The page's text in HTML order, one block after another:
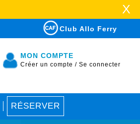
Club Allo Ferry
MON COMPTE
Créer un compte / Se connecter
RÉSERVER
X